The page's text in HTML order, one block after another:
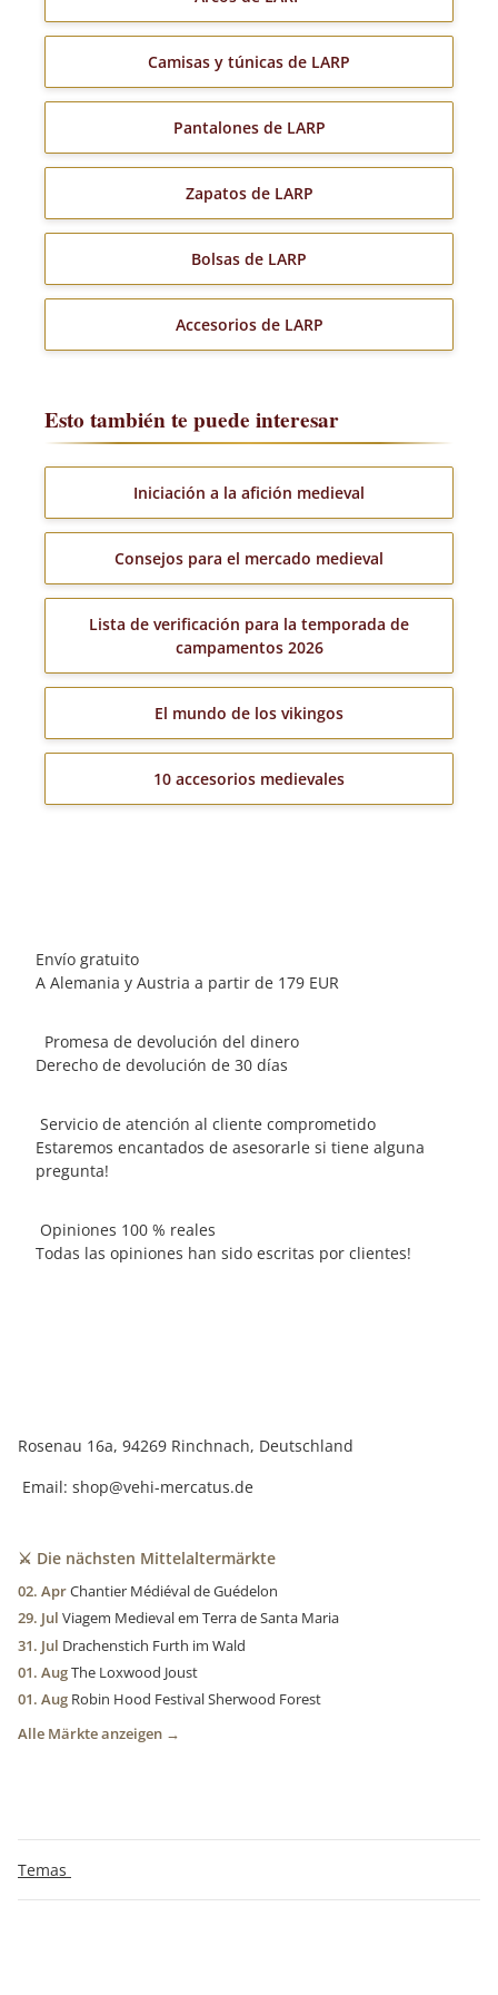
Camisas y túnicas de LARP
Pantalones de LARP
Zapatos de LARP
Bolsas de LARP
Accesorios de LARP
Esto también te puede interesar
Iniciación a la afición medieval
Consejos para el mercado medieval
Lista de verificación para la temporada de
campamentos 2026
El mundo de los vikingos
10 accesorios medievales
Envío gratuito
A Alemania y Austria a partir de 179 EUR
Promesa de devolución del dinero
Derecho de devolución de 30 días
Servicio de atención al cliente comprometido
Estaremos encantados de asesorarle si tiene alguna
pregunta!
Opiniones 100 % reales
Todas las opiniones han sido escritas por clientes!
Rosenau 16a, 94269 Rinchnach, Deutschland
Email: shop@vehi-mercatus.de
⚔️ Die nächsten Mittelaltermärkte
02. AprChantier Médiéval de Guédelon
29. Jul Viagem Medieval em Terra de Santa Maria
31. Jul Drachenstich Furth im Wald
01. AugThe Loxwood Joust
01. Aug Robin Hood Festival Sherwood Forest
Alle Märkte anzeigen →
Temas